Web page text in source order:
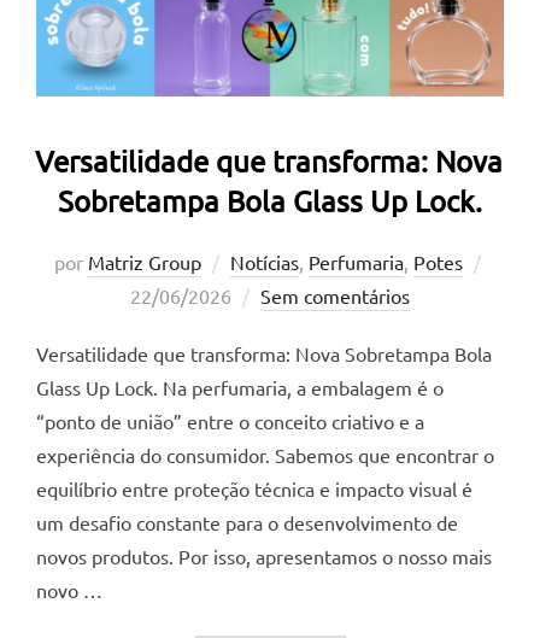
Versatilidade que transforma: Nova
Sobretampa Bola Glass Up Lock.
por Matriz Group Notícias, Perfumaria, Potes
22/06/2026 Sem comentários
Versatilidade que transforma: Nova Sobretampa Bola
Glass Up Lock. Na perfumaria, a embalagem é o
“ponto de união” entre o conceito criativo e a
experiência do consumidor. Sabemos que encontrar o
equilíbrio entre proteção técnica e impacto visual é
um desafio constante para o desenvolvimento de
novos produtos. Por isso, apresentamos o nosso mais
novo …